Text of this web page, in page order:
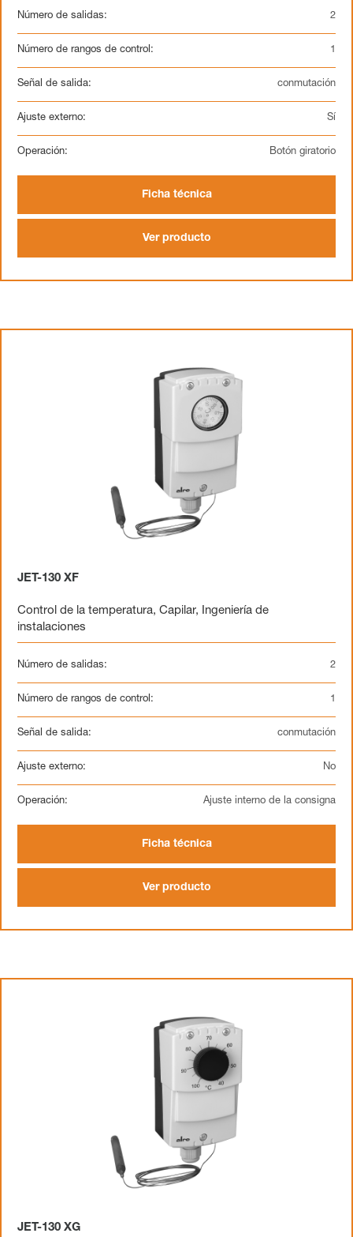
Número de salidas: 2
Número de rangos de control: 1
Señal de salida: conmutación
Ajuste externo: Sí
Operación: Botón giratorio
Ficha técnica
Ver producto
JET-130 XF
Control de la temperatura, Capilar, Ingeniería de
instalaciones
Número de salidas: 2
Número de rangos de control: 1
Señal de salida: conmutación
Ajuste externo: No
Operación: Ajuste interno de la consigna
Ficha técnica
Ver producto
JET-130 XG